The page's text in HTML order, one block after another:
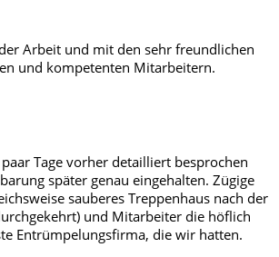
Arbeit und mit den sehr freundlichen
und kompetenten Mitarbeitern.
Tage vorher detailliert besprochen
später genau eingehalten. Zügige
sauberes Treppenhaus nach der
und Mitarbeiter die höflich
Entrümpelungsfirma, die wir hatten.